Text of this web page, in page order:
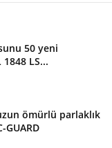
50 yeni
LS...
ömürlü parlaklık
GUARD